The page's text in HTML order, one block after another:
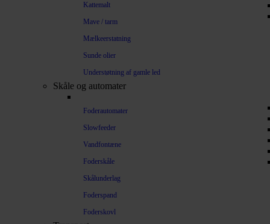
Kattemalt
Mave / tarm
Mælkeerstatning
Sunde olier
Understøtning af gamle led
Skåle og automater
Foderautomater
Slowfeeder
Vandfontæne
Foderskåle
Skålunderlag
Foderspand
Foderskovl